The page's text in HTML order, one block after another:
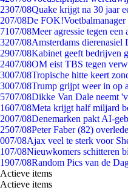
2307/08Quake krijgt na 30 jaar
207/08De FOK!Voetbalmanager
7107/08Meer agressie tegen
3207/08Amsterdams
2907/08Kabinet geeft bedrijven
2407/08OM eist TBS tegen
3007/08Tropische hitte keert
3007/08Trump grijpt weer in op
5707/08Dikke Van Dale neemt
1607/08Meta krijgt half miljard
2007/08Denemarken pakt AI-
2507/08Peter Faber (82)
007/08Ajax veel te sterk voor
107/08Nieuwkomers schitteren
1907/08Random Pics van de
Actieve items
Actieve items